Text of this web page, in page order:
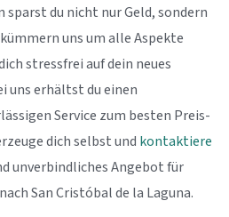
du nicht nur Geld, sondern
uns um alle Aspekte
stressfrei auf dein neues
uns erhältst du einen
Service zum besten Preis-
dich selbst und kontaktiere
unverbindliches Angebot für
San Cristóbal de la Laguna.